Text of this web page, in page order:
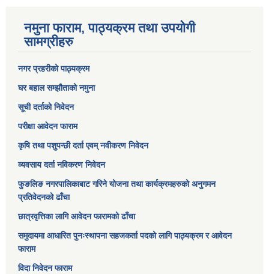
नमुना फाराम, पाठ्यक्रम तथा उपयोगी
सामग्रीहरु
नगर प्रहरीको पाठ्यक्रम
घर बहाल सम्झौताको नमुना
सूची दर्ताको निवेदन
परीक्षा आवेदन फाराम
कृषि तथा पशुपन्छी दर्ता एवम् नवीकरण निवेदन
व्यवसाय दर्ता नविकरण निवेदन
फुङलिङ नगरपालिकाबाट गरिने योजना तथा कार्यक्रमहरुको अनुगमन
प्रतिवेदनको ढाँचा
छात्रवृत्तिका लागि आवेदन फारामको ढाँचा
समुदायमा आधारित पुनःस्थापना सहजकर्ता पदको लागि पाठ्यक्रम र आवेदन
फाराम
विदा निवेदन फाराम